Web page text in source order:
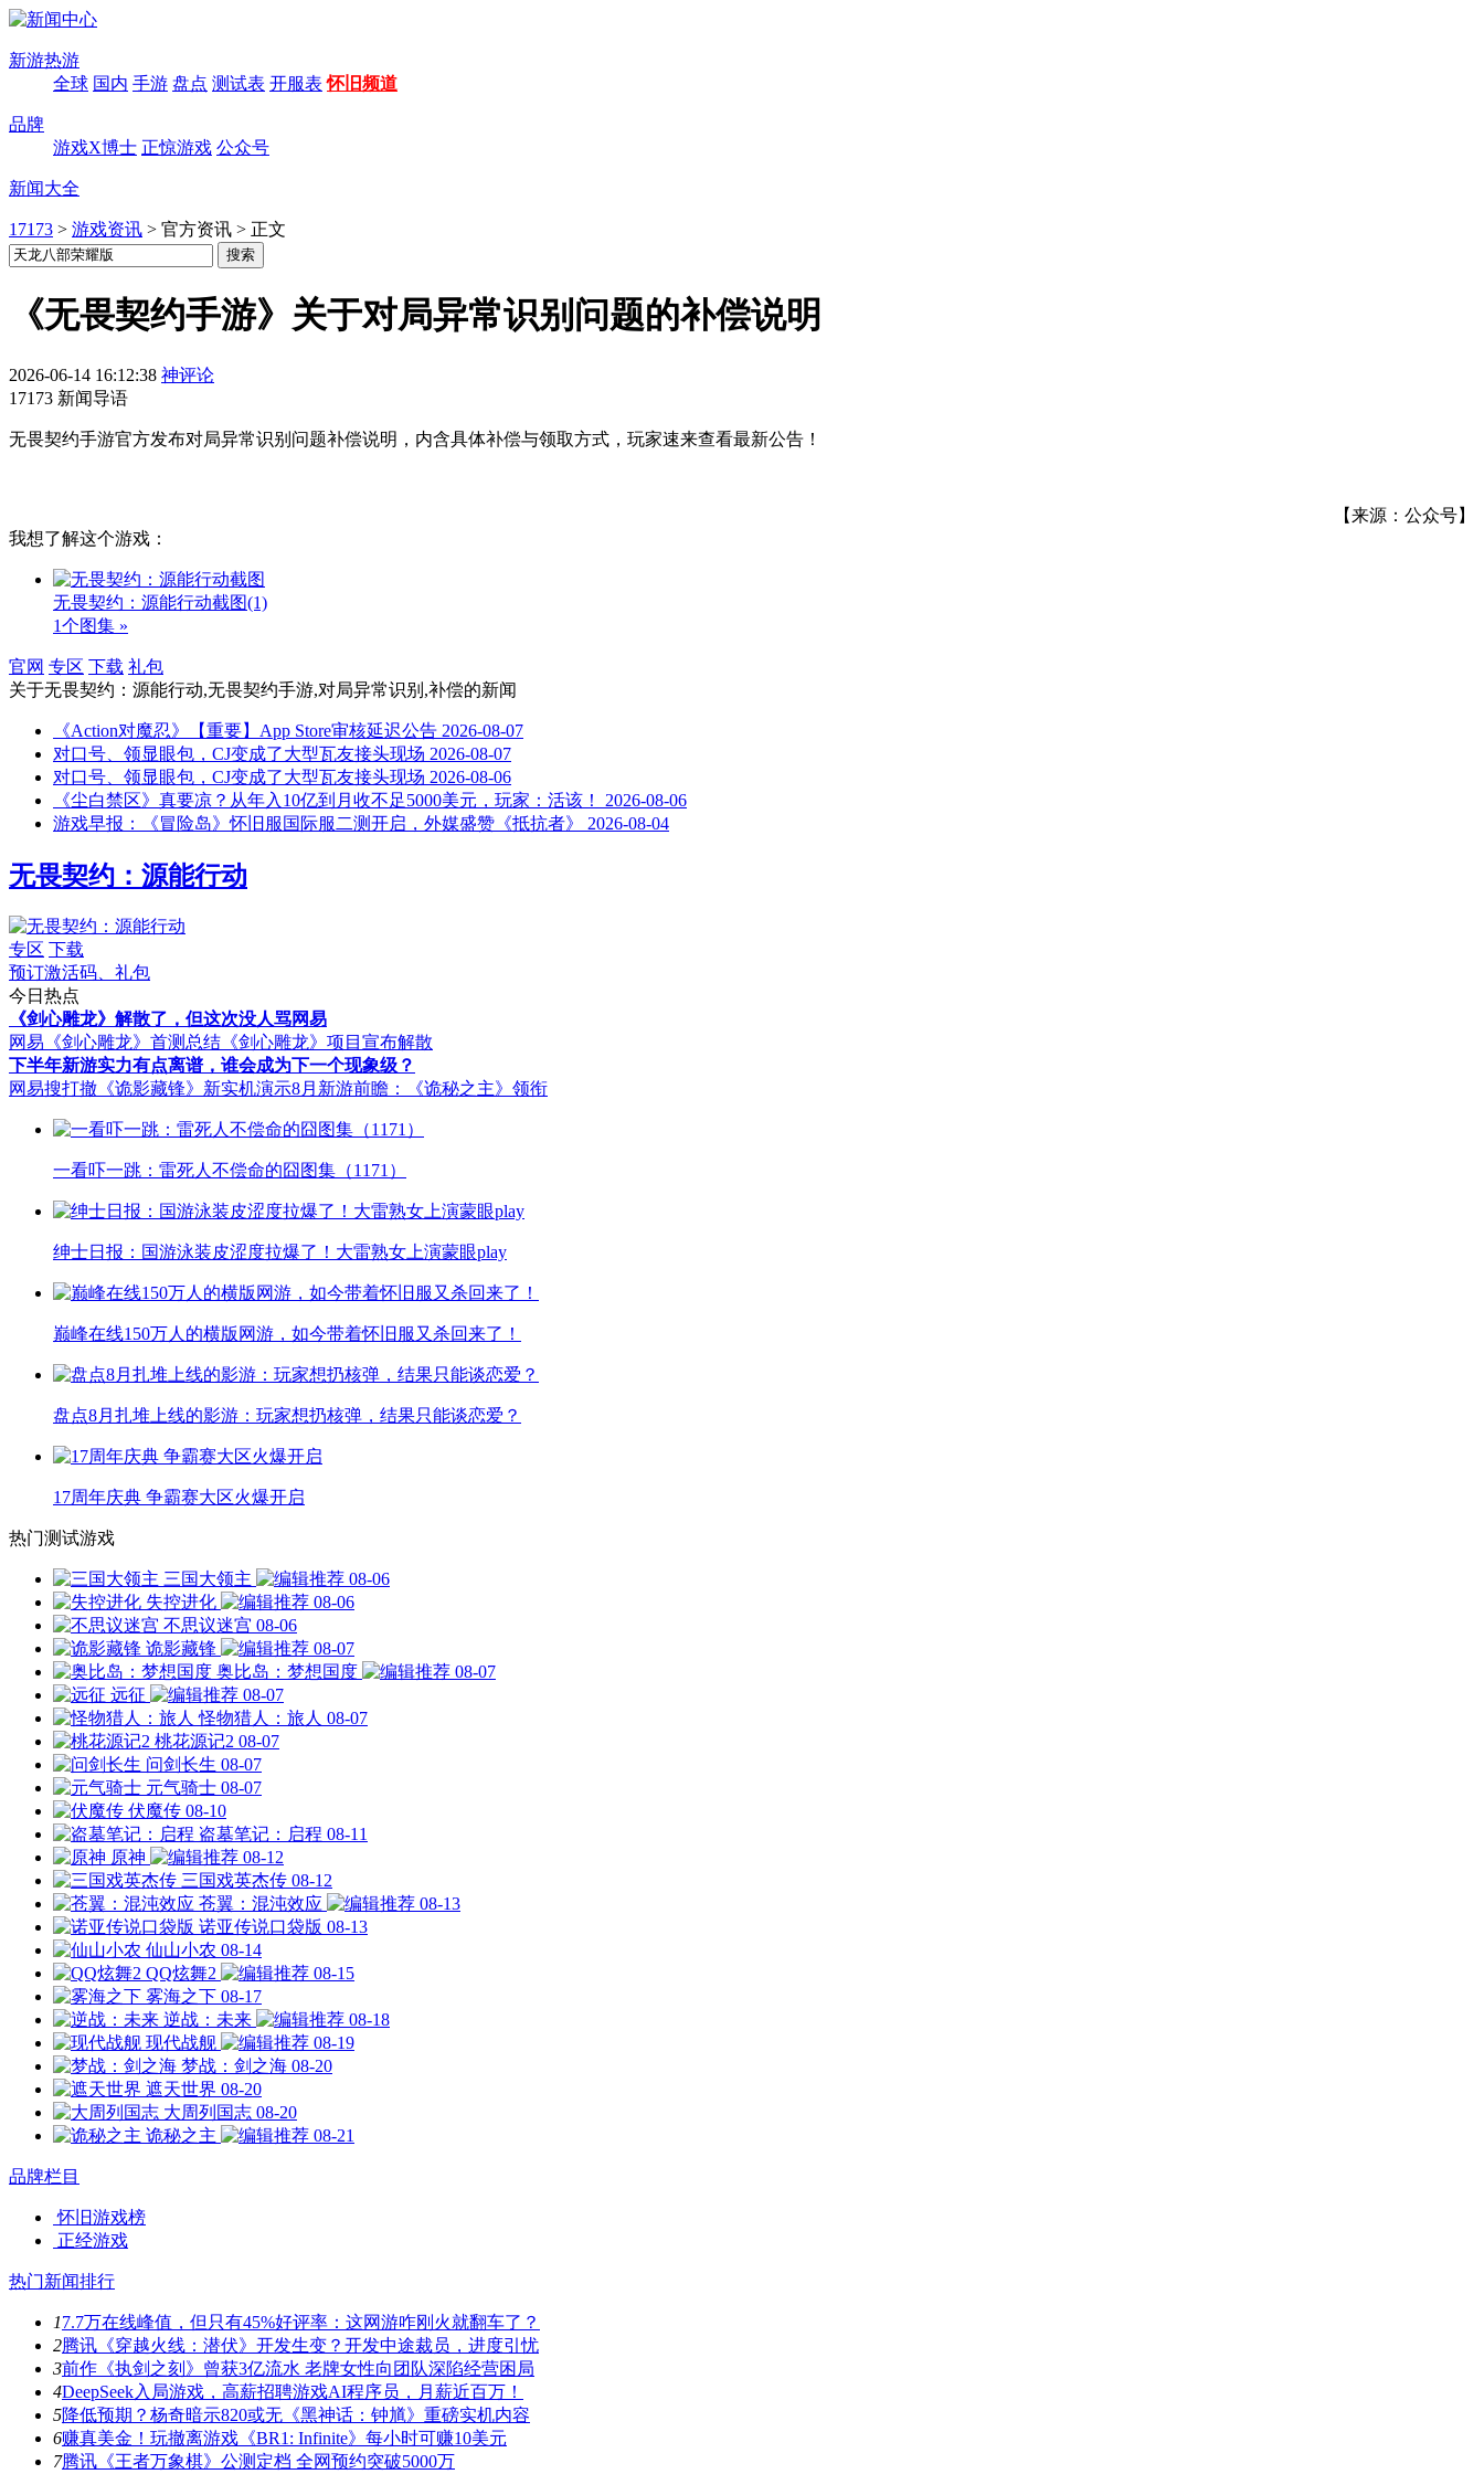
新游热游
全球 国内 手游 盘点 测试表 开服表 怀旧频道
品牌
游戏X博士 正惊游戏 公众号
新闻大全
17173 > 游戏资讯 > 官方资讯 > 正文
《无畏契约手游》关于对局异常识别问题的补偿说明
2026-06-14 16:12:38 神评论
17173 新闻导语
无畏契约手游官方发布对局异常识别问题补偿说明，内含具体补偿与领取方式，玩家速来查看最新公告！
【来源：公众号】
我想了解这个游戏：
无畏契约：源能行动截图(1)
1个图集 »
官网 专区 下载 礼包
关于无畏契约：源能行动,无畏契约手游,对局异常识别,补偿的新闻
《Action对魔忍》【重要】App Store审核延迟公告 2026-08-07
对口号、领显眼包，CJ变成了大型瓦友接头现场 2026-08-07
对口号、领显眼包，CJ变成了大型瓦友接头现场 2026-08-06
《尘白禁区》真要凉？从年入10亿到月收不足5000美元，玩家：活该！
2026-08-06
游戏早报：《冒险岛》怀旧服国际服二测开启，外媒盛赞《抵抗者》
2026-08-04
无畏契约：源能行动
专区 下载
预订激活码、礼包
今日热点
《剑心雕龙》解散了，但这次没人骂网易
网易《剑心雕龙》首测总结 《剑心雕龙》项目宣布解散
下半年新游实力有点离谱，谁会成为下一个现象级？
网易搜打撤《诡影藏锋》新实机演示8月新游前瞻：《诡秘之主》领衔
一看吓一跳：雷死人不偿命的囧图集（1171）
绅士日报：国游泳装皮涩度拉爆了！大雷熟女上演蒙眼play
巅峰在线150万人的横版网游，如今带着怀旧服又杀回来了！
盘点8月扎堆上线的影游：玩家想扔核弹，结果只能谈恋爱？
17周年庆典 争霸赛大区火爆开启
热门测试游戏
三国大领主
08-06
失控进化
08-06
不思议迷宫 08-06
诡影藏锋
08-07
奥比岛：梦想国度
08-07
远征
08-07
怪物猎人：旅人 08-07
桃花源记2 08-07
问剑长生 08-07
元气骑士 08-07
伏魔传 08-10
盗墓笔记：启程 08-11
原神
08-12
三国戏英杰传 08-12
苍翼：混沌效应
08-13
诺亚传说口袋版 08-13
仙山小农 08-14
QQ炫舞2
08-15
雾海之下 08-17
逆战：未来
08-18
现代战舰
08-19
梦战：剑之海 08-20
遮天世界 08-20
大周列国志 08-20
诡秘之主
08-21
品牌栏目
怀旧游戏榜
正经游戏
热门新闻排行
17.7万在线峰值，但只有45%好评率：这网游咋刚火就翻车了？
2腾讯《穿越火线：潜伏》开发生变？开发中途裁员，进度引忧
3前作《执剑之刻》曾获3亿流水 老牌女性向团队深陷经营困局
4DeepSeek入局游戏，高薪招聘游戏AI程序员，月薪近百万！
5降低预期？杨奇暗示820或无《黑神话：钟馗》重磅实机内容
6赚真美金！玩撤离游戏《BR1: Infinite》每小时可赚10美元
7腾讯《王者万象棋》公测定档 全网预约突破5000万